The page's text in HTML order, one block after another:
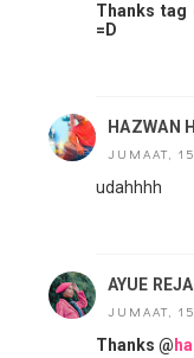
Thanks tag
=D
HAZWAN
JUMAAT,
udahhhh
AYUE
JUMAAT,
Thanks @